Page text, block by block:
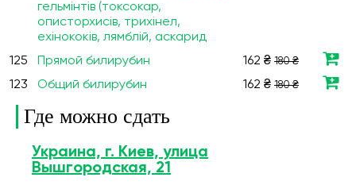
гельмінтів (токсокар,
описторхисів, трихінел,
ехінококів, лямблій, аскарид
125 Прямой билирубин 162 ₴ 180 ₴
123 Общий билирубин 162 ₴ 180 ₴
Где можно сдать
Украина, г. Киев, улица
Вышгородская, 21